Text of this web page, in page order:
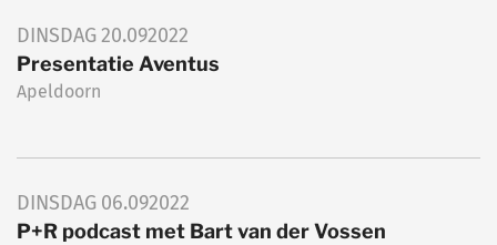
DINSDAG20.092022
Presentatie Aventus
Apeldoorn
DINSDAG 06.092022
P+R podcast met Bart van der Vossen